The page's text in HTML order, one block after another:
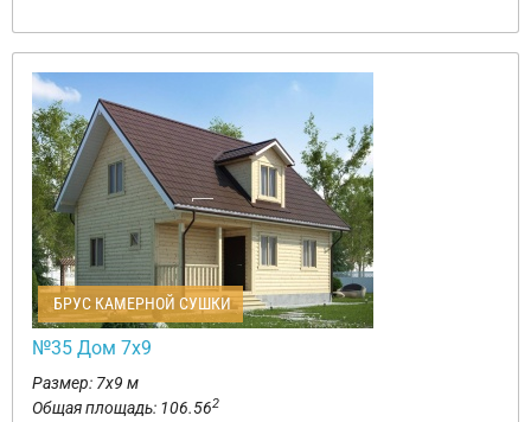
БРУС КАМЕРНОЙ СУШКИ
№35 Дом 7х9
Размер: 7х9 м
Общая площадь: 106.562